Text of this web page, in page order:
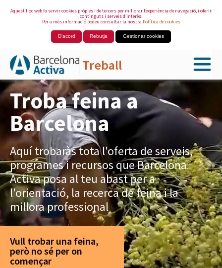
Aquest lloc web fa servir cookies pròpies i de tercers per millorar l’experiència de navegació, i oferir
continguts i serveis d’interès.
Per a més informació podeu consultar la nostra Política de cookies
D'acord Rebutja Gestionar cookies
Treball
Salta al contingut principal
Troba feina a
Barcelona
Aquí trobaràs tota l'oferta de serveis,
programes i recursos que Barcelona
Activa posa al teu abast per a
l'orientació, la recerca de feina i la
millora professional
Vull trobar una feina,
però no sé per on
començar